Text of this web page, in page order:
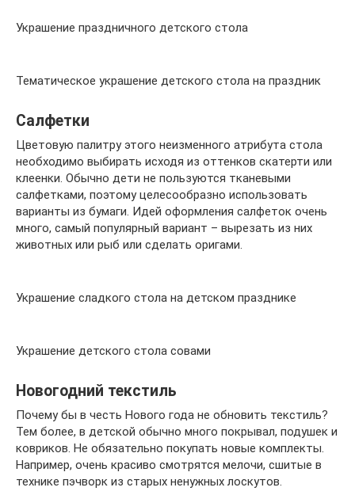
Украшение праздничного детского стола
Тематическое украшение детского стола на праздник
Салфетки
Цветовую палитру этого неизменного атрибута стола
необходимо выбирать исходя из оттенков скатерти или
клеенки. Обычно дети не пользуются тканевыми
салфетками, поэтому целесообразно использовать
варианты из бумаги. Идей оформления салфеток очень
много, самый популярный вариант – вырезать из них
животных или рыб или сделать оригами.
Украшение сладкого стола на детском празднике
Украшение детского стола совами
Новогодний текстиль
Почему бы в честь Нового года не обновить текстиль?
Тем более, в детской обычно много покрывал, подушек и
ковриков. Не обязательно покупать новые комплекты.
Например, очень красиво смотрятся мелочи, сшитые в
технике пэчворк из старых ненужных лоскутов.